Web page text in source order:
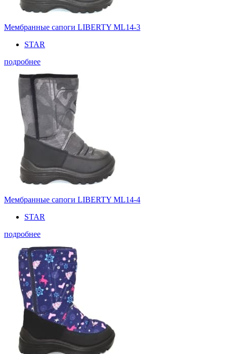
Мембранные сапоги LIBERTY ML14-3
STAR
подробнее
Мембранные сапоги LIBERTY ML14-4
STAR
подробнее